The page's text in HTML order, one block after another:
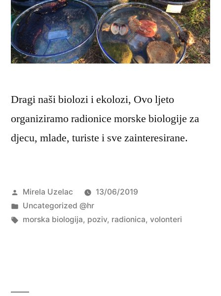
Dragi naši biolozi i ekolozi, Ovo ljeto
organiziramo radionice morske biologije za
djecu, mlade, turiste i sve zainteresirane.
Objavio
Mirela Uzelac
13/06/2019
Objavljeno
u
Uncategorized @hr
Oznake:
morska biologija, poziv, radionica, volonteri